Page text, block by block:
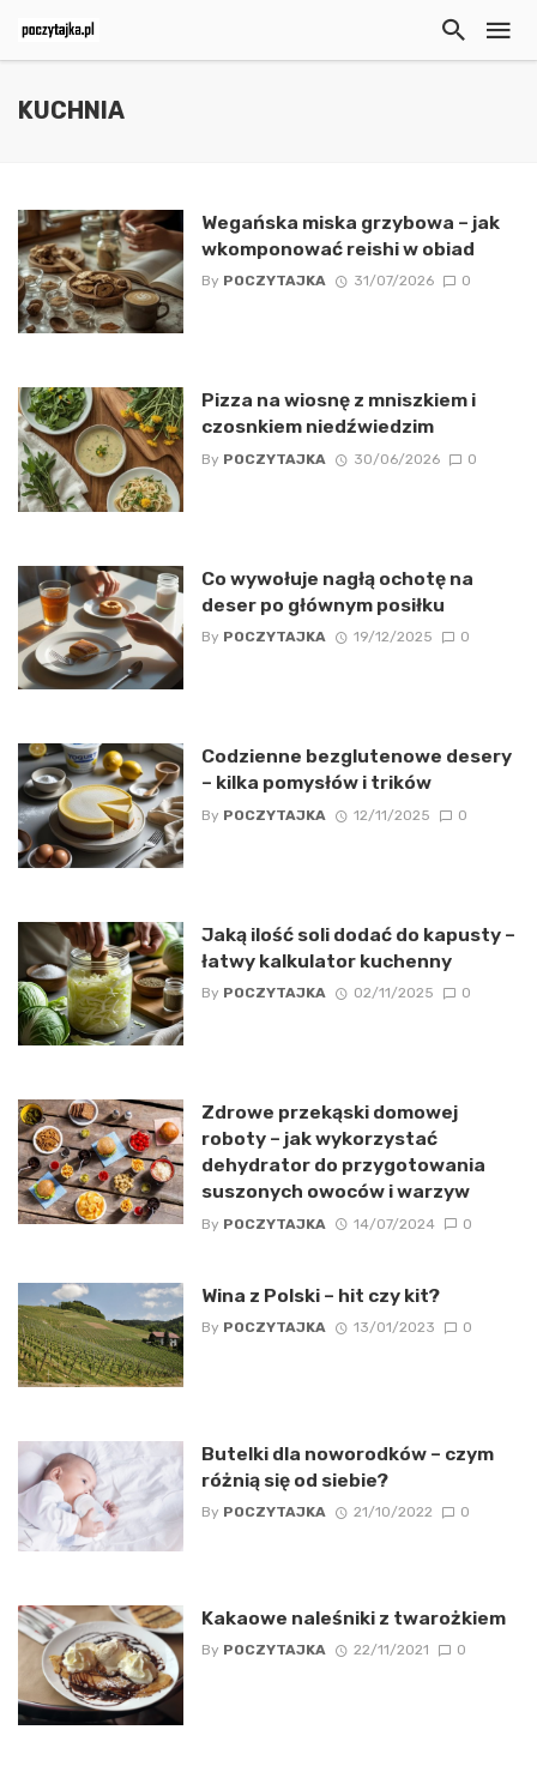
KUCHNIA
Wegańska miska grzybowa – jak
wkomponować reishi w obiad
By POCZYTAJKA 31/07/2026 0
Pizza na wiosnę z mniszkiem i
czosnkiem niedźwiedzim
By POCZYTAJKA 30/06/2026 0
Co wywołuje nagłą ochotę na
deser po głównym posiłku
By POCZYTAJKA 19/12/2025 0
Codzienne bezglutenowe desery
– kilka pomysłów i trików
By POCZYTAJKA 12/11/2025 0
Jaką ilość soli dodać do kapusty –
łatwy kalkulator kuchenny
By POCZYTAJKA 02/11/2025 0
Zdrowe przekąski domowej
roboty – jak wykorzystać
dehydrator do przygotowania
suszonych owoców i warzyw
By POCZYTAJKA 14/07/2024 0
Wina z Polski – hit czy kit?
By POCZYTAJKA 13/01/2023 0
Butelki dla noworodków – czym
różnią się od siebie?
By POCZYTAJKA 21/10/2022 0
Kakaowe naleśniki z twarożkiem
By POCZYTAJKA 22/11/2021 0